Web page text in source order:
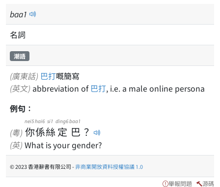
baa1
名詞
潮語
(廣東話) 巴打嘅簡寫
(英文) abbreviation of 巴打, i.e. a male online persona
例句：
(粵) 你
nei5
係
hai6
絲
si1
定
ding6
巴
baa1
？
(英) What is your gender?
© 2023 香港辭書有限公司 -非商業開放資料授權協議 1.0
舉報問題 源碼